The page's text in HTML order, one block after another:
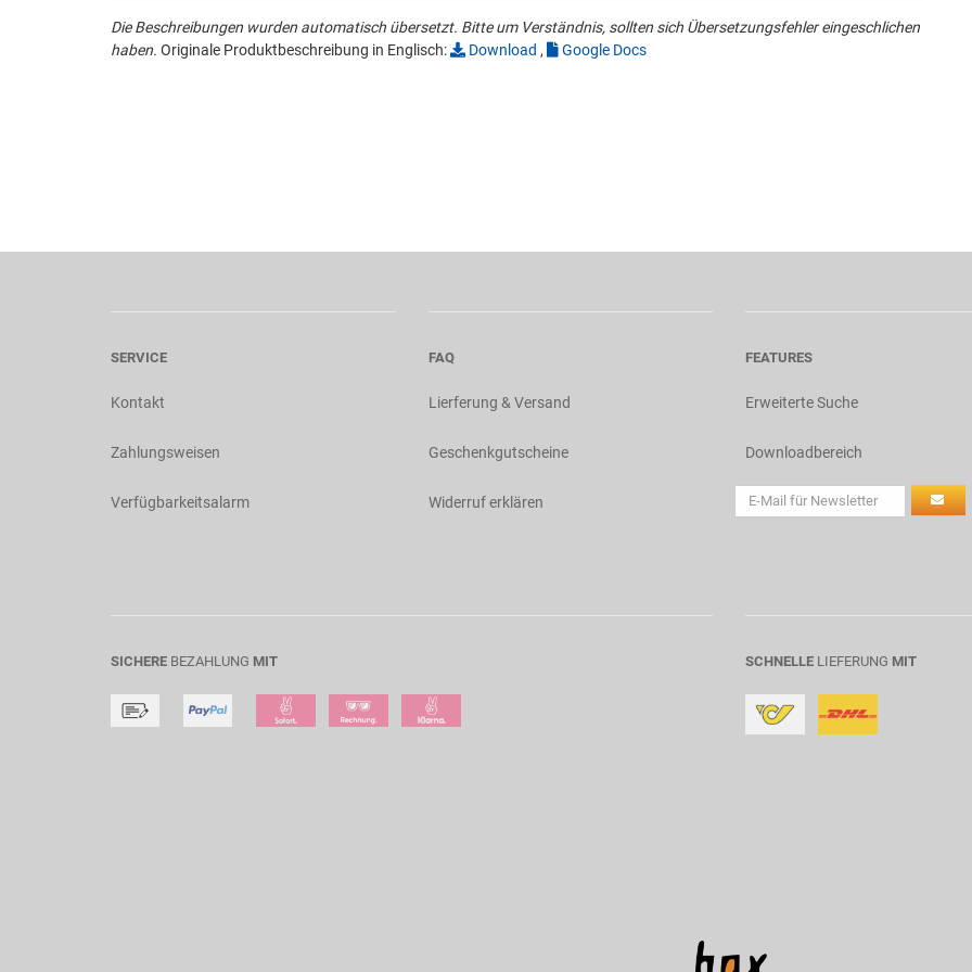
Die Beschreibungen wurden automatisch übersetzt. Bitte um Verständnis, sollten sich Übersetzungsfehler eingeschlichen
haben. Originale Produktbeschreibung in Englisch: Download , Google Docs
SERVICE
Kontakt
Zahlungsweisen
Verfügbarkeitsalarm
FAQ
Lierferung & Versand
Geschenkgutscheine
Widerruf erklären
FEATURES
Erweiterte Suche
Downloadbereich
SICHERE BEZAHLUNG MIT SCHNELLE LIEFERUNG MIT